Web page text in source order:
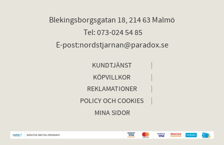
Blekingsborgsgatan 18, 214 63 Malmö
Tel: 073-024 54 85
E-post:nordstjarnan@paradox.se
KUNDTJÄNST
KÖPVILLKOR
REKLAMATIONER
POLICY OCH COOKIES
MINA SIDOR